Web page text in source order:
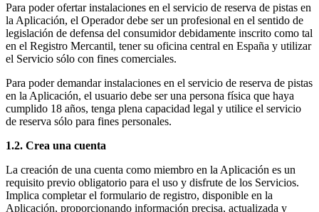
Para poder ofertar instalaciones en el servicio de reserva de pistas en
la Aplicación, el Operador debe ser un profesional en el sentido de
legislación de defensa del consumidor debidamente inscrito como tal
en el Registro Mercantil, tener su oficina central en España y utilizar
el Servicio sólo con fines comerciales.
Para poder demandar instalaciones en el servicio de reserva de pistas
en la Aplicación, el usuario debe ser una persona física que haya
cumplido 18 años, tenga plena capacidad legal y utilice el servicio
de reserva sólo para fines personales.
1.2. Crea una cuenta
La creación de una cuenta como miembro en la Aplicación es un
requisito previo obligatorio para el uso y disfrute de los Servicios.
Implica completar el formulario de registro, disponible en la
Aplicación, proporcionando información precisa, actualizada y